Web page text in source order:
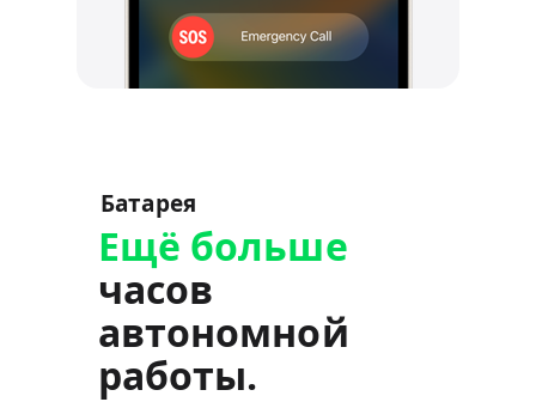
Батарея
Ещё больше
часов
автономной
работы.